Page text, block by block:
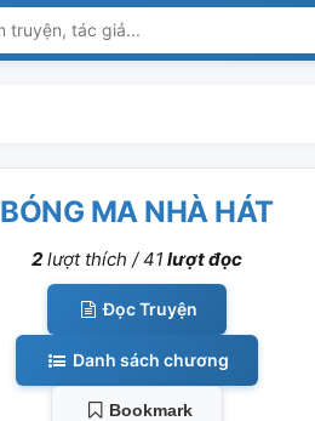
BÓNG MA NHÀ HÁT
2 lượt thích /41 lượt đọc
Đọc Truyện
Danh sách chương
Bookmark